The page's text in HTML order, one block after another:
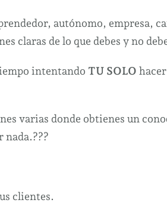
autónomo, empresa,
claras de lo que debes y no
intentando TU SOLO
varias donde obtienes un
nada.???
clientes.